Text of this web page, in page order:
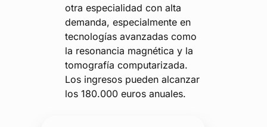
otra especialidad con alta
demanda, especialmente en
tecnologías avanzadas como
la resonancia magnética y la
tomografía computarizada.
Los ingresos pueden alcanzar
los 180.000 euros anuales.